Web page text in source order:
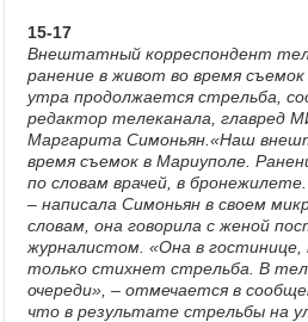
15-17
Внештатный корреспондент
ранение в живот во время
утра продолжается стрельба,
редактор телеканала, главред
Маргарита Симоньян.«Наш
время съемок в Мариуполе.
по словам врачей, в
– написала Симоньян в своем
словам, она говорила с женой
журналистом. «Она в гостинице,
только стихнет стрельба. В
очереди», – отмечается в
что в результате стрельбы на